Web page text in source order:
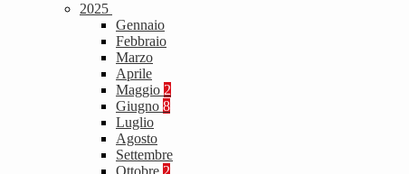
2025
Gennaio
Febbraio
Marzo
Aprile
Maggio 2
Giugno 8
Luglio
Agosto
Settembre